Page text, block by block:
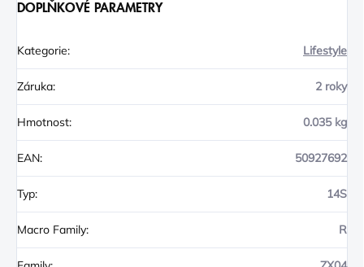
DOPLŇKOVÉ PARAMETRY
Kategorie: Lifestyle
Záruka: 2 roky
Hmotnost: 0.035 kg
EAN: 50927692
Typ: 14S
Macro Family: R